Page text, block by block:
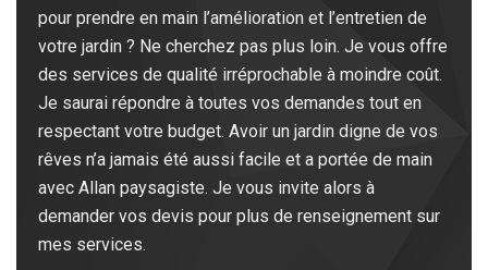
pour prendre en main l’amélioration et l’entretien de
votre jardin ? Ne cherchez pas plus loin. Je vous offre
des services de qualité irréprochable à moindre coût.
Je saurai répondre à toutes vos demandes tout en
respectant votre budget. Avoir un jardin digne de vos
rêves n’a jamais été aussi facile et a portée de main
avec Allan paysagiste. Je vous invite alors à
demander vos devis pour plus de renseignement sur
mes services.